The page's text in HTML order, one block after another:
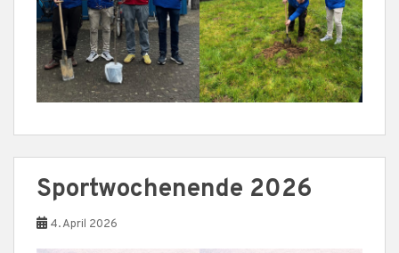
Sportwochenende 2026
4. April 2026